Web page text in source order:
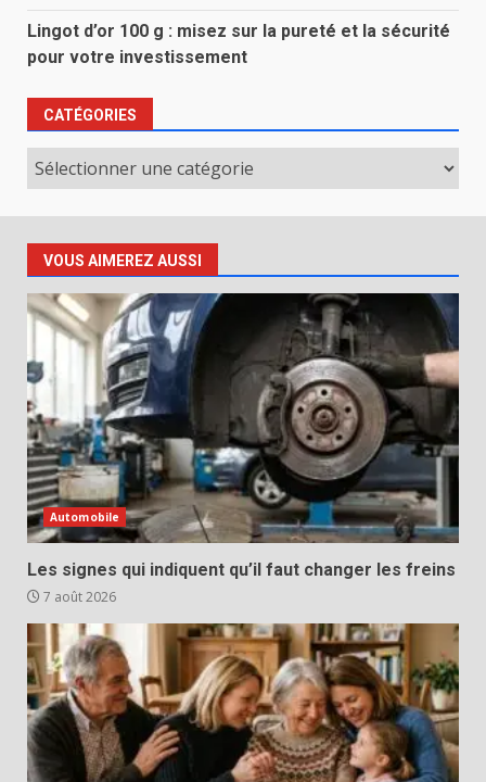
Lingot d’or 100 g : misez sur la pureté et la sécurité
pour votre investissement
CATÉGORIES
Catégories
VOUS AIMEREZ AUSSI
Automobile
Les signes qui indiquent qu’il faut changer les freins
7 août 2026